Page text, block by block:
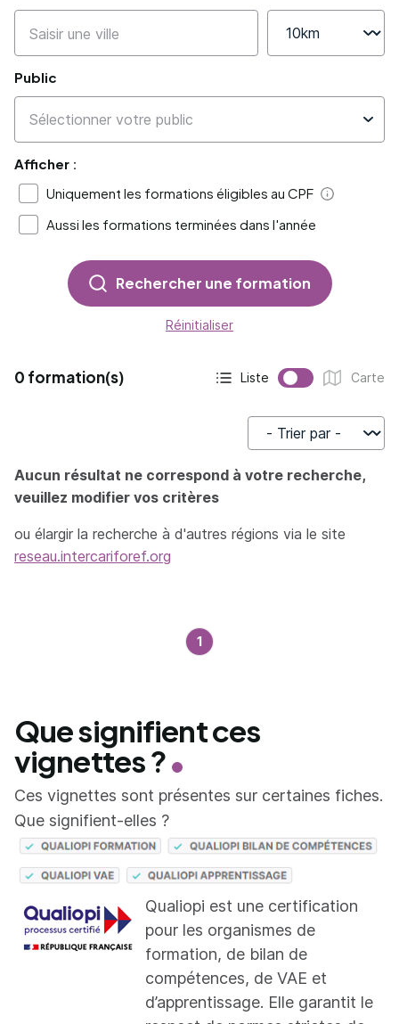
Public
Afficher :
Uniquement les formations éligibles au CPF
Aide
Aussi les formations terminées dans l'année
Rechercher une formation
Réinitialiser
0 formation(s)
Affichage actif :
Liste
Affichage :
Carte
Trier par
Aucun résultat ne correspond à votre recherche,
veuillez modifier vos critères
ou élargir la recherche à d'autres régions via le site
reseau.intercariforef.org
1
Que signifient ces
vignettes ?
Ces vignettes sont présentes sur certaines fiches.
Que signifient-elles ?
Qualiopi est une certification
pour les organismes de
formation, de bilan de
compétences, de VAE et
d’apprentissage. Elle garantit le